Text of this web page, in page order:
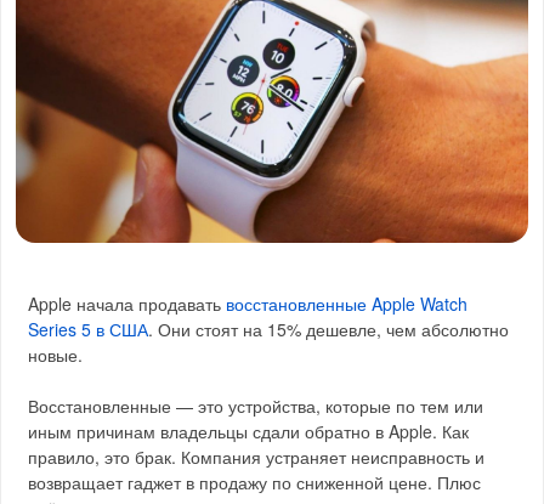
Apple начала продавать восстановленные Apple Watch
Series 5 в США. Они стоят на 15% дешевле, чем абсолютно
новые.
Восстановленные — это устройства, которые по тем или
иным причинам владельцы сдали обратно в Apple. Как
правило, это брак. Компания устраняет неисправность и
возвращает гаджет в продажу по сниженной цене. Плюс